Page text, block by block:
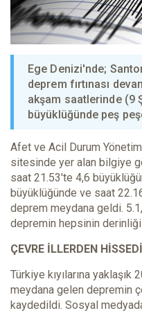
Ege Denizi'nde;
deprem fırtınası
akşam saatlerinde (9
büyüklüğünde peş
Afet ve Acil Durum
sitesinde yer alan bilgiye
saat 21.53'te 4,6
büyüklüğünde ve saat
deprem meydana geldi.
depremin hepsinin
ÇEVRE İLLERDEN
Türkiye kıyılarına
meydana gelen depremin
kaydedildi. Sosyal